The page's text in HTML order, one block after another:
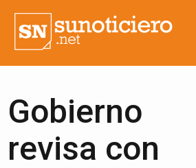
Gobierno
revisa con